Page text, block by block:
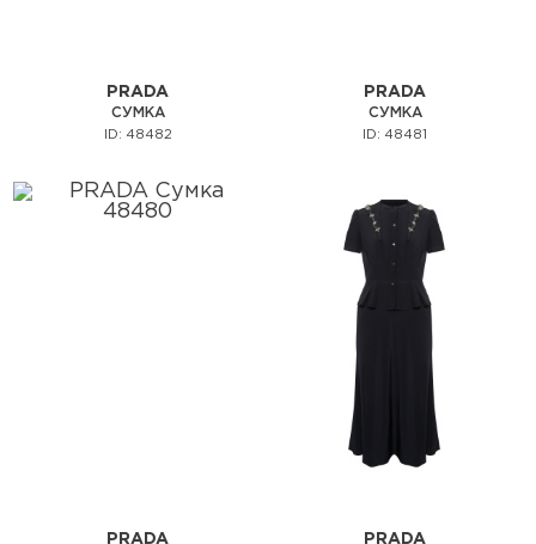
PRADA
СУМКА
ID: 48482
PRADA
СУМКА
ID: 48481
PRADA PRADA